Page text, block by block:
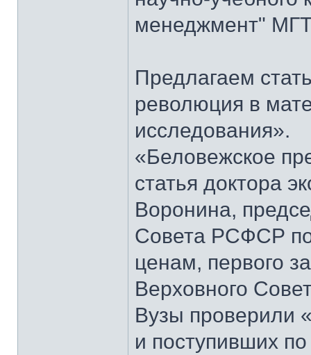
менеджмент"
Предлагаем
революция в
исследования».
«Беловежское
статья доктора
Воронина,
Совета РСФСР
ценам, первого
Верховного
Вузы проверили
и поступивших